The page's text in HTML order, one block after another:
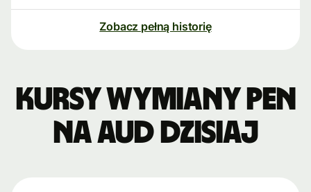
Zobacz pełną historię
Kursy wymiany PEN
na AUD dzisiaj